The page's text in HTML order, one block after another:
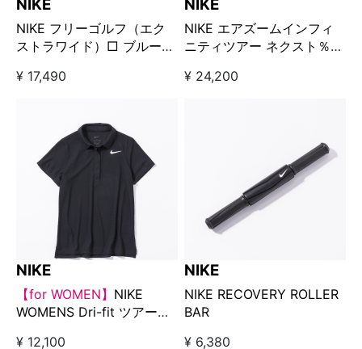
NIKE
NIKE フリーゴルフ（エク
ストラワイド）□ ブルー×
¥ 17,490
NIKE
NIKE エアズームインフィ
ニティツアー ネクスト％
レッド
¥ 24,200
NIKE
【for WOMEN】 NIKE
WOMENS Dri-fit ツアーポ
¥ 12,100
NIKE
NIKE RECOVERY ROLLER
BAR
¥ 6,380